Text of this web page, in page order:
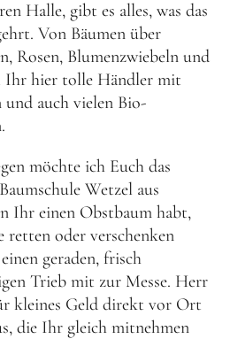
Halle, gibt es alles, was das
Von Bäumen über
Rosen, Blumenzwiebeln und
Ihr hier tolle Händler mit
auch vielen Bio-
möchte ich Euch das
Wetzel aus
Ihr einen Obstbaum habt,
retten oder verschenken
geraden, frisch
Trieb mit zur Messe. Herr
kleines Geld direkt vor Ort
die Ihr gleich mitnehmen